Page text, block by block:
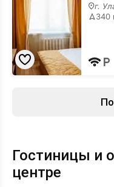
центре
г.
340
Гостиницы и
центре